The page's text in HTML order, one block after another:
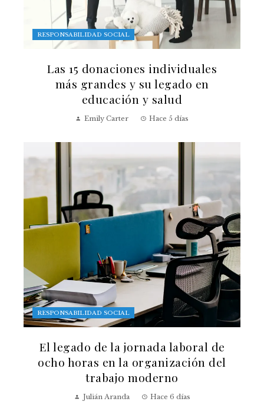
RESPONSABILIDAD SOCIAL
Las 15 donaciones individuales
más grandes y su legado en
educación y salud
Emily Carter Hace 5 días
RESPONSABILIDAD SOCIAL
El legado de la jornada laboral de
ocho horas en la organización del
trabajo moderno
Julián Aranda Hace 6 días